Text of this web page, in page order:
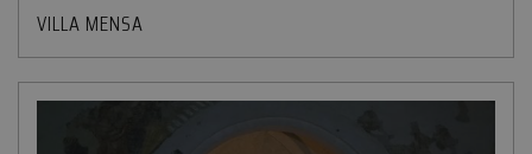
VILLA MENSA